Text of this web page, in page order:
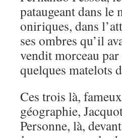
pataugeant dans le
oniriques, dans
ses ombres qu’il
vendit morceau
quelques matelots
Ces trois là,
géographie,
Personne, là,